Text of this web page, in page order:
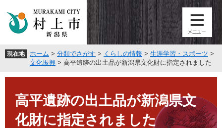
頭
す
飛
し
現在地 ホーム > 分類でさがす > くらしの情報 > 生涯学習・スポーツ >
文化振興 > 高平遺跡の出土品が新潟県文化財に指定されました
高平遺跡の出土品が新潟県文
化財に指定されました